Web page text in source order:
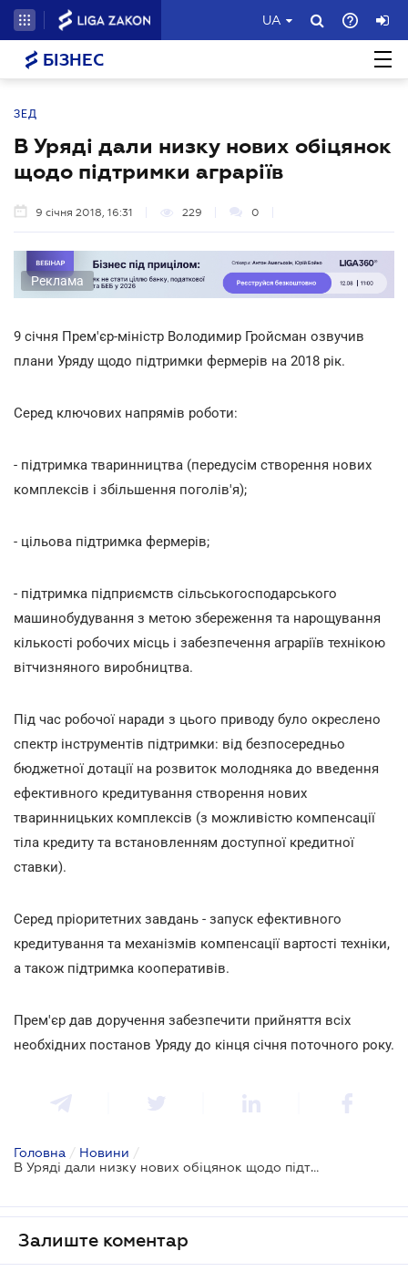
UA
БІЗНЕС
ЗЕД
В Уряді дали низку нових обіцянок
щодо підтримки аграріїв
9 січня 2018, 16:31 229 0
Реклама
9 січня Прем'єр-міністр Володимир Гройсман озвучив
плани Уряду щодо підтримки фермерів на 2018 рік.
Серед ключових напрямів роботи:
- підтримка тваринництва (передусім створення нових
комплексів і збільшення поголів'я);
- цільова підтримка фермерів;
- підтримка підприємств сільськогосподарського
машинобудування з метою збереження та нарощування
кількості робочих місць і забезпечення аграріїв технікою
вітчизняного виробництва.
Під час робочої наради з цього приводу було окреслено
спектр інструментів підтримки: від безпосередньо
бюджетної дотації на розвиток молодняка до введення
ефективного кредитування створення нових
тваринницьких комплексів (з можливістю компенсації
тіла кредиту та встановленням доступної кредитної
ставки).
Серед пріоритетних завдань - запуск ефективного
кредитування та механізмів компенсації вартості техніки,
а також підтримка кооперативів.
Прем'єр дав доручення забезпечити прийняття всіх
необхідних постанов Уряду до кінця січня поточного року.
Головна / Новини /
В Уряді дали низку нових обіцянок щодо підтримки аграріїв
Залиште коментар